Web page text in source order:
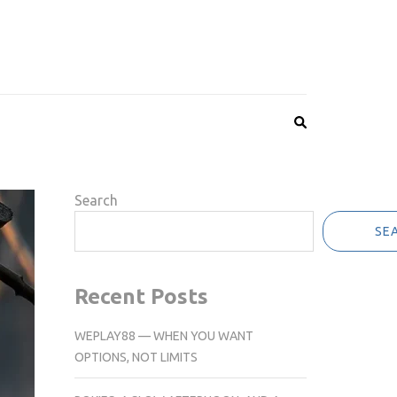
Search
Recent Posts
WEPLAY88 — WHEN YOU WANT
OPTIONS, NOT LIMITS